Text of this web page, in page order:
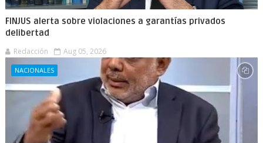
FINJUS alerta sobre violaciones a garantías privados
delibertad
Redacción Aug 05, 2026
NACIONALES